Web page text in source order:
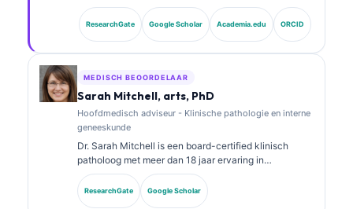
meer dan 15 jaar ervaring in
laboratoriumgeneeskunde en door AI ondersteunde
klinische analyse. Als Chief Medical Officer bij
netwerk. Dr. Klein heeft uitgebreid gepubliceerd over
interpretatie van biomarkers en
laboratoriumgeneeskunde.
ResearchGate Google Scholar Academia.edu ORCID
MEDISCH BEOORDELAAR
Sarah Mitchell, arts, PhD
Hoofdmedisch adviseur - Klinische pathologie en interne
geneeskunde
Dr. Sarah Mitchell is een board-certified klinisch
patholoog met meer dan 18 jaar ervaring in
laboratoriumgeneeskunde en diagnostische analyse.
Zij heeft specialisatiecertificeringen in klinische
chemie en heeft uitgebreid gepubliceerd over
ResearchGate Google Scholar